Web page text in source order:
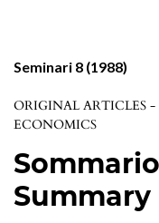
Seminari 8 (1988)
ORIGINAL ARTICLES -
ECONOMICS
Summary